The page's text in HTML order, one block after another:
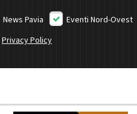
News Pavia
Eventi Nord-Ovest
Privacy Policy